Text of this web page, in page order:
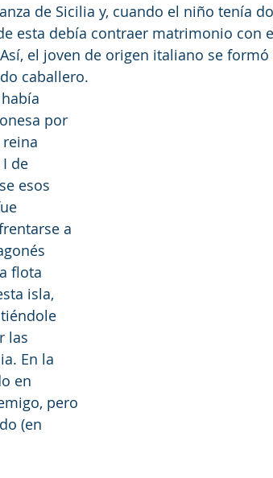
de Sicilia y, cuando el niño tenía
esta debía contraer matrimonio con
el joven de origen italiano se
caballero.
por
de
esos
a
flota
isla,
las
En la
en
pero
(en